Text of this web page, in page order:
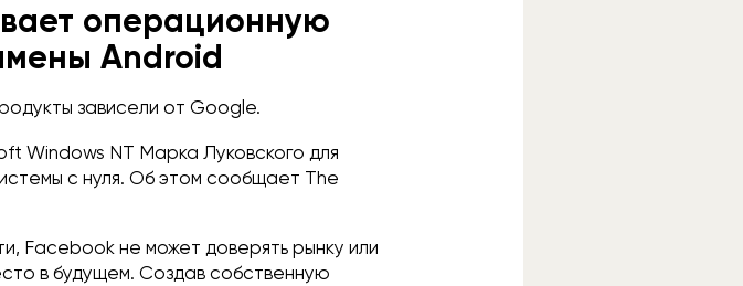
операционную
Android
зависели от Google.
Windows NT Марка Луковского для
с нуля. Об этом сообщает The
Facebook не может доверять рынку или
в будущем. Создав собственную